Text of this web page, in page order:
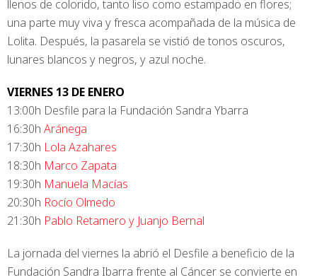
llenos de colorido, tanto liso como estampado en flores;
una parte muy viva y fresca acompañada de la música de
Lolita. Después, la pasarela se vistió de tonos oscuros,
lunares blancos y negros, y azul noche.
VIERNES 13 DE ENERO
13:00h Desfile para la Fundación Sandra Ybarra
16:30h Aránega
17:30h Lola Azahares
18:30h Marco Zapata
19:30h Manuela Macías
20:30h Rocío Olmedo
21:30h Pablo Retamero y Juanjo Bernal
La jornada del viernes la abrió el Desfile a beneficio de la
Fundación Sandra Ibarra frente al Cáncer se convierte en